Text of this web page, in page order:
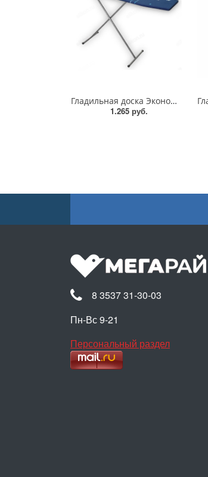
Гладильная доска Эконом ДСП 106*28см/SA-8004
1.265 руб.
8 3537 31-30-03
Пн-Вс 9-21
Персональный раздел